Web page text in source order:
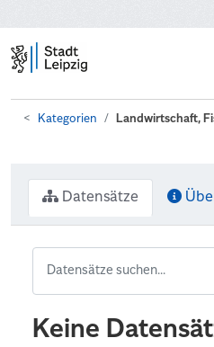
Kategorien Landwirtschaft,
Datensätze
Keine